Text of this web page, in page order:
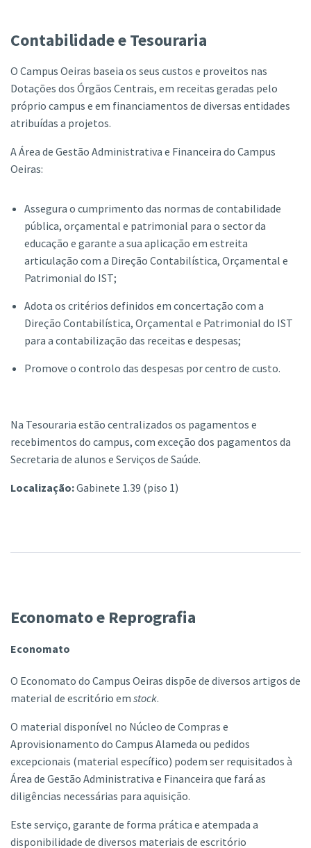
Contabilidade e Tesouraria
O Campus Oeiras baseia os seus custos e proveitos nas
Dotações dos Órgãos Centrais, em receitas geradas pelo
próprio campus e em financiamentos de diversas entidades
atribuídas a projetos.
A Área de Gestão Administrativa e Financeira do Campus
Oeiras:
Assegura o cumprimento das normas de contabilidade
pública, orçamental e patrimonial para o sector da
educação e garante a sua aplicação em estreita
articulação com a Direção Contabilística, Orçamental e
Patrimonial do IST;
Adota os critérios definidos em concertação com a
Direção Contabilística, Orçamental e Patrimonial do IST
para a contabilização das receitas e despesas;
Promove o controlo das despesas por centro de custo.
Na Tesouraria estão centralizados os pagamentos e
recebimentos do campus, com exceção dos pagamentos da
Secretaria de alunos e Serviços de Saúde.
Localização:Gabinete 1.39 (piso 1)
Economato e Reprografia
Economato
O Economato do Campus Oeiras dispõe de diversos artigos de
material de escritório em stock.
O material disponível no Núcleo de Compras e
Aprovisionamento do Campus Alameda ou pedidos
excepcionais (material específico) podem ser requisitados à
Área de Gestão Administrativa e Financeira que fará as
diligências necessárias para aquisição.
Este serviço, garante de forma prática e atempada a
disponibilidade de diversos materiais de escritório